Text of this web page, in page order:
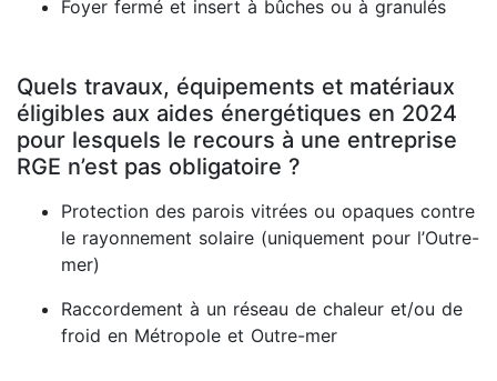
Foyer fermé et insert à bûches ou à granulés
Quels travaux, équipements et matériaux
éligibles aux aides énergétiques en 2024
pour lesquels le recours à une entreprise
RGE n’est pas obligatoire ?
Protection des parois vitrées ou opaques contre
le rayonnement solaire (uniquement pour l’Outre-
mer)
Raccordement à un réseau de chaleur et/ou de
froid en Métropole et Outre-mer